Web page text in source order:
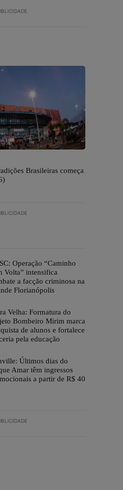
Brasileiras começa
Operação “Caminho
Volta” intensifica
a facção criminosa na
Florianópolis
Velha: Formatura do
Bombeiro Mirim marca
de alunos e fortalece
pela educação
Últimos dias do
Amar têm ingressos
a partir de R$ 40